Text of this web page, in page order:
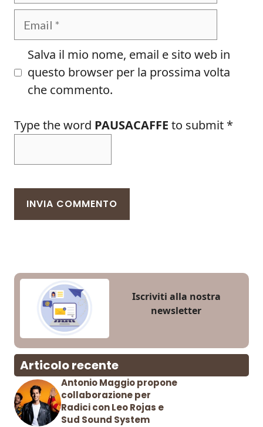
Email
Salva il mio nome, email e sito web in
questo browser per la prossima volta
che commento.
Type the word PAUSACAFFE to submit *
Iscriviti alla nostra
newsletter
Articolo recente
Antonio Maggio propone
collaborazione per
Radici con Leo Rojas e
Sud Sound System